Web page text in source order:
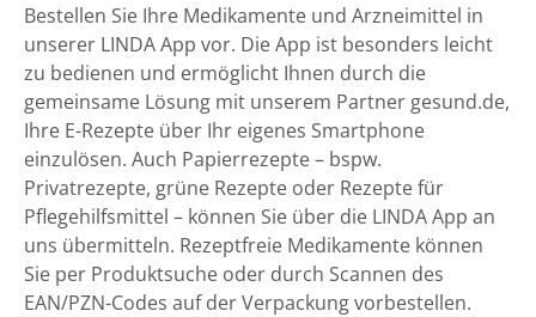
Bestellen Sie Ihre Medikamente und Arzneimittel in
unserer LINDA App vor. Die App ist besonders leicht
zu bedienen und ermöglicht Ihnen durch die
gemeinsame Lösung mit unserem Partner gesund.de,
Ihre E-Rezepte über Ihr eigenes Smartphone
einzulösen. Auch Papierrezepte – bspw.
Privatrezepte, grüne Rezepte oder Rezepte für
Pflegehilfsmittel – können Sie über die LINDA App an
uns übermitteln. Rezeptfreie Medikamente können
Sie per Produktsuche oder durch Scannen des
EAN/PZN-Codes auf der Verpackung vorbestellen.